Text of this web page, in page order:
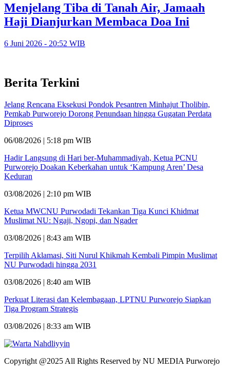
Menjelang Tiba di Tanah Air, Jamaah
Haji Dianjurkan Membaca Doa Ini
6 Juni 2026 - 20:52 WIB
Berita Terkini
Jelang Rencana Eksekusi Pondok Pesantren Minhajut Tholibin,
Pemkab Purworejo Dorong Penundaan hingga Gugatan Perdata
Diproses
06/08/2026 | 5:18 pm WIB
Hadir Langsung di Hari ber-Muhammadiyah, Ketua PCNU
Purworejo Doakan Keberkahan untuk ‘Kampung Aren’ Desa
Keduran
03/08/2026 | 2:10 pm WIB
Ketua MWCNU Purwodadi Tekankan Tiga Kunci Khidmat
Muslimat NU: Ngaji, Ngopi, dan Ngader
03/08/2026 | 8:43 am WIB
Terpilih Aklamasi, Siti Nurul Khikmah Kembali Pimpin Muslimat
NU Purwodadi hingga 2031
03/08/2026 | 8:40 am WIB
Perkuat Literasi dan Kelembagaan, LPTNU Purworejo Siapkan
Tiga Program Strategis
03/08/2026 | 8:33 am WIB
Copyright @2025 All Rights Reserved by NU MEDIA Purworejo